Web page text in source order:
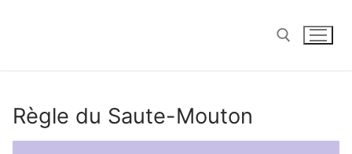
Règle du Saute-Mouton